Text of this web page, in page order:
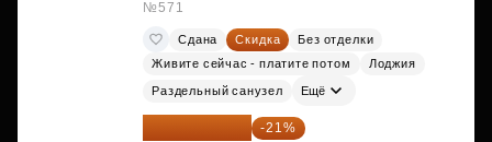
№571
Сдана Скидка
Без отделки
Живите сейчас - платите потом
Лоджия
Раздельный санузел Ещё
13 109 702 ₽ -21%